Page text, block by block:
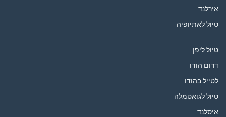
אירלנד
טיול לאתיופיה
טיול ליפן
דרום הודו
לטייל בהודו
טיול לגואטמלה
איסלנד